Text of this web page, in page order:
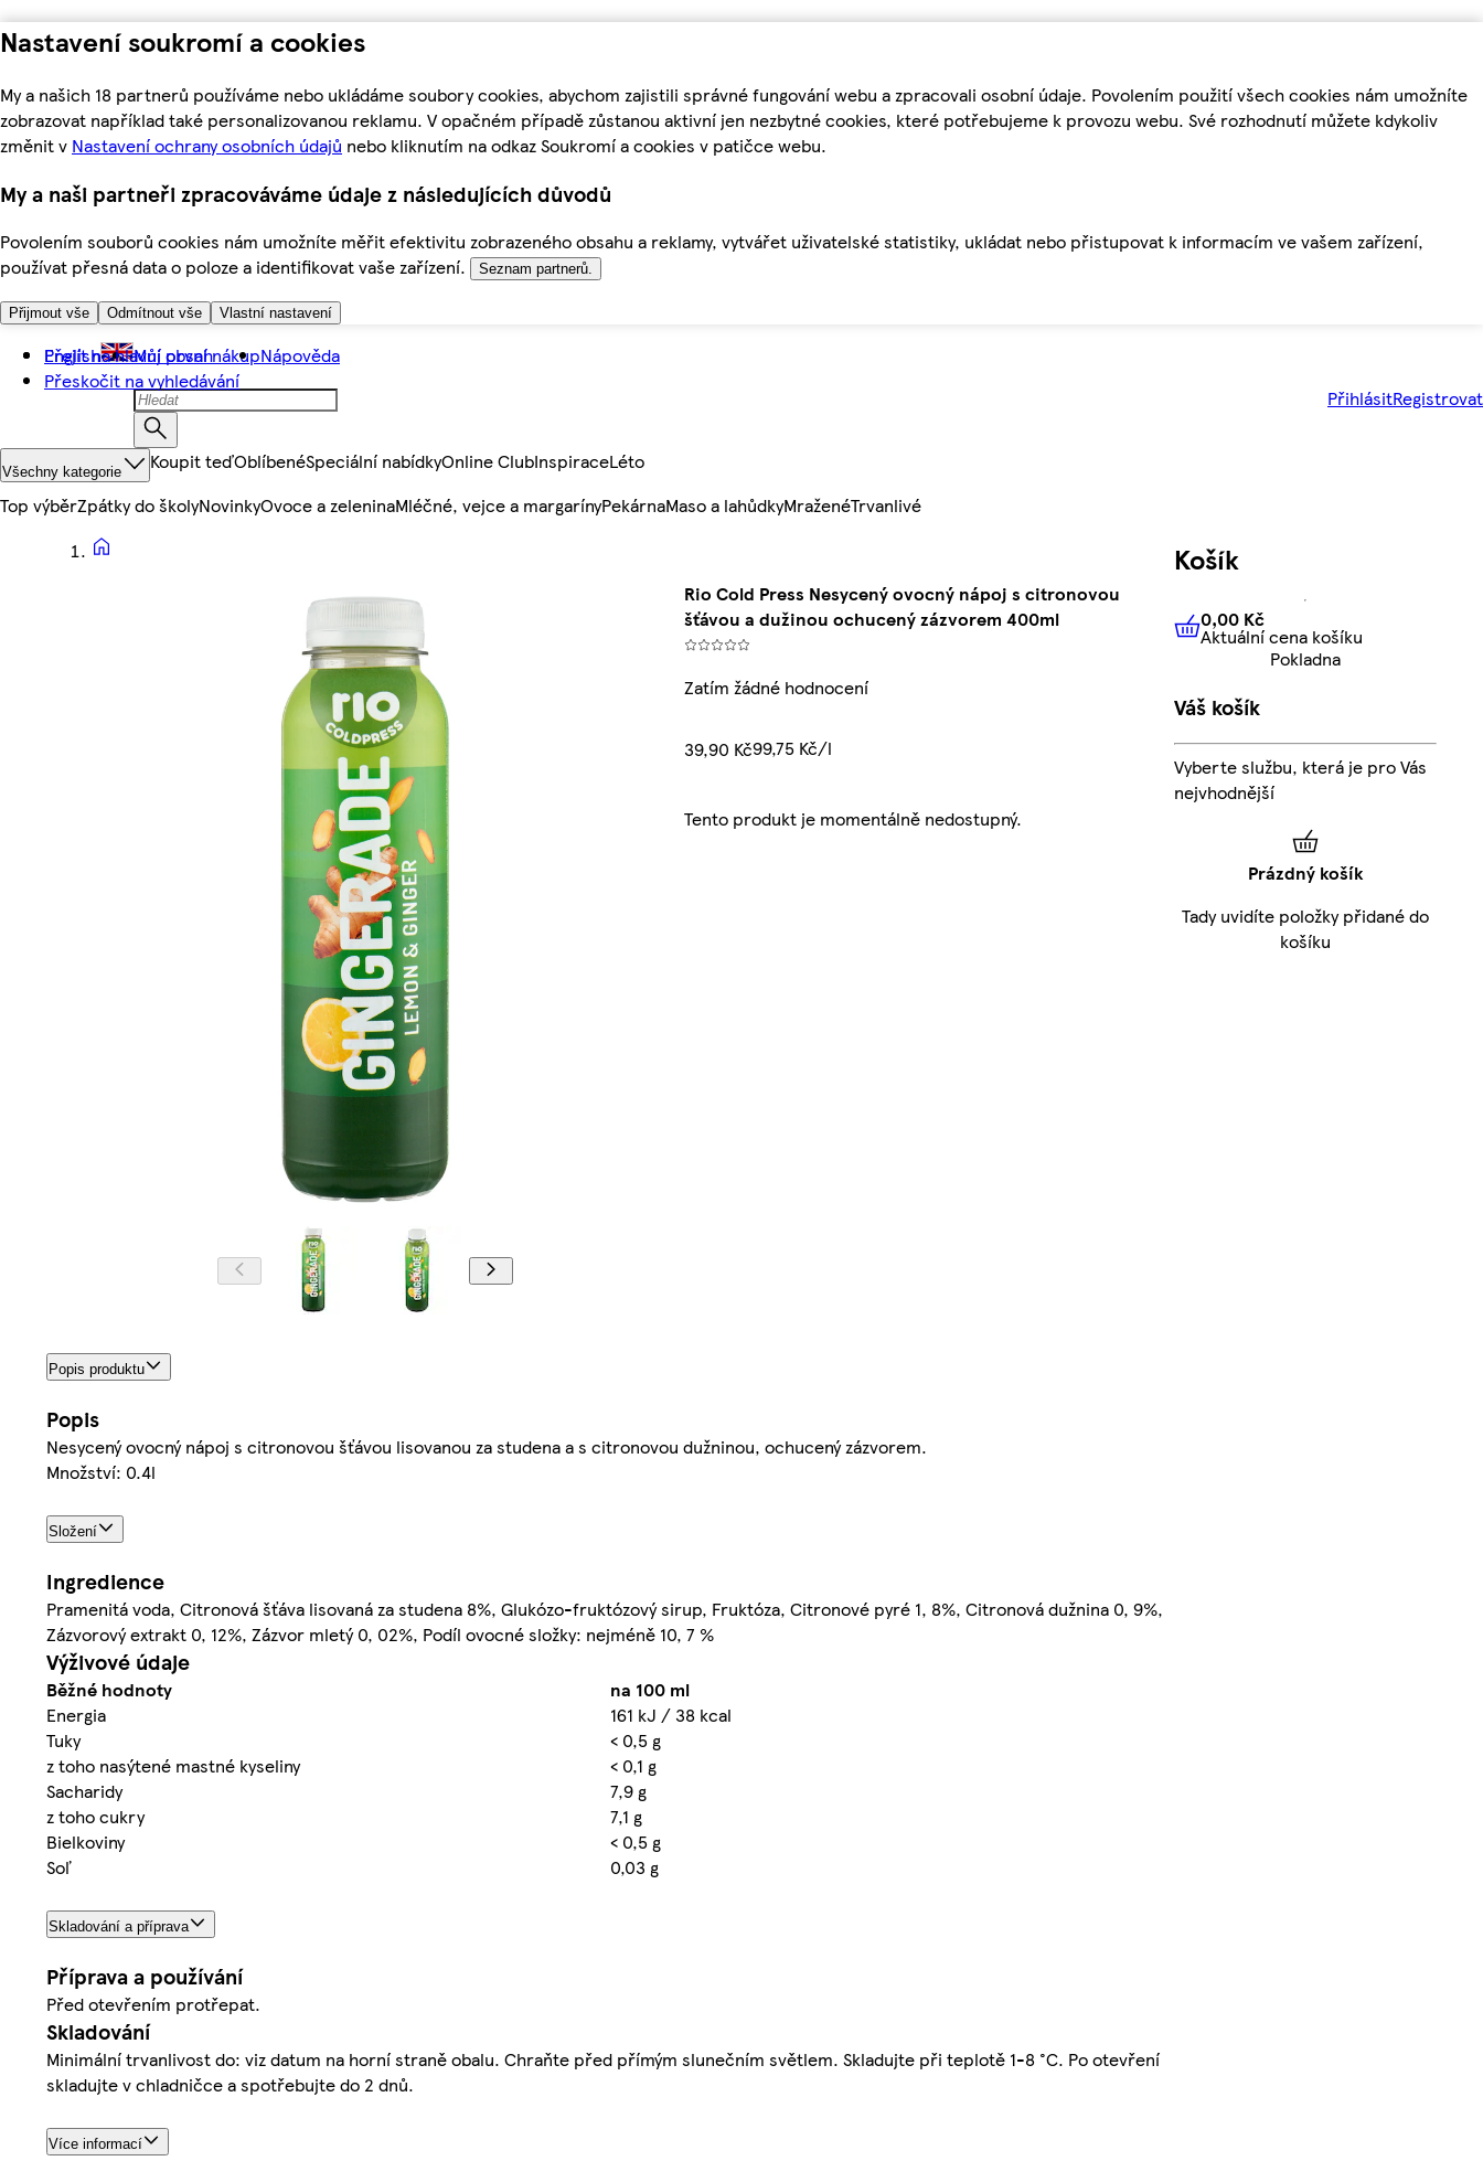
Nastavení soukromí a cookies
My a našich 18 partnerů používáme nebo ukládáme soubory cookies, abychom zajistili správné fungování webu a zpracovali osobní údaje. Povolením použití všech cookies nám umožníte
zobrazovat například také personalizovanou reklamu. V opačném případě zůstanou aktivní jen nezbytné cookies, které potřebujeme k provozu webu. Své rozhodnutí můžete kdykoliv
změnit v Nastavení ochrany osobních údajů nebo kliknutím na odkaz Soukromí a cookies v patičce webu.
My a naši partneři zpracováváme údaje z následujících důvodů
Povolením souborů cookies nám umožníte měřit efektivitu zobrazeného obsahu a reklamy, vytvářet uživatelské statistiky, ukládat nebo přistupovat k informacím ve vašem zařízení,
používat přesná data o poloze a identifikovat vaše zařízení.
Seznam partnerů.
Přijmout vše Odmítnout vše Vlastní nastavení
Přejít na hlavní obsah
Přeskočit na vyhledávání
English Můj první nákupNápověda
PřihlásitRegistrovat
Všechny kategorie Koupit teďOblíbenéSpeciální nabídkyOnline ClubInspiraceLéto
Top výběrZpátky do školyNovinkyOvoce a zeleninaMléčné, vejce a margarínyPekárnaMaso a lahůdkyMraženéTrvanlivé
Rio Cold Press Nesycený ovocný nápoj s citronovou
šťávou a dužinou ochucený zázvorem 400ml
Zatím žádné hodnocení
39,90 Kč99,75 Kč/l
Tento produkt je momentálně nedostupný.
Popis produktu
Popis
Nesycený ovocný nápoj s citronovou šťávou lisovanou za studena a s citronovou dužninou, ochucený zázvorem.
Množství: 0.4l
Složení
Ingredience
Pramenitá voda, Citronová šťáva lisovaná za studena 8%, Glukózo-fruktózový sirup, Fruktóza, Citronové pyré 1, 8%, Citronová dužnina 0, 9%,
Zázvorový extrakt 0, 12%, Zázvor mletý 0, 02%, Podíl ovocné složky: nejméně 10, 7 %
Výživové údaje
Běžné hodnoty
na 100 ml
Energia
161 kJ / 38 kcal
Tuky
< 0,5 g
z toho nasýtené mastné kyseliny
< 0,1 g
Sacharidy
7,9 g
z toho cukry
7,1 g
Bielkoviny
< 0,5 g
Soľ
0,03 g
Skladování a příprava
Příprava a používání
Před otevřením protřepat.
Skladování
Minimální trvanlivost do: viz datum na horní straně obalu. Chraňte před přímým slunečním světlem. Skladujte při teplotě 1-8 °C. Po otevření
skladujte v chladničce a spotřebujte do 2 dnů.
Více informací
Košík
0,00 KčAktuální cena košíku
0,00 Kč
Aktuální cena košíku
Pokladna
Váš košík
Vyberte službu, která je pro Vás
nejvhodnější
Prázdný košík
Tady uvidíte položky přidané do
košíku